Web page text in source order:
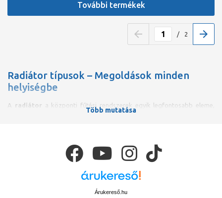
További termékek
/ 2
Radiátor típusok – Megoldások minden
helyiségbe
A radiátor a központi fűtési rendszerek egyik legfontosabb eleme,
amelynek kiválasztása során nemcsak a hőleadás hatékonyságát,
választás még az
alumínium tagos radiátor
tagosíthatóságának köszönhetően szűkebb helyekre is könnyen
praktikus, hanem stílusos megoldás is egyben, hiszen a fűtés mellett a
Több mutatása
Árukereső.hu